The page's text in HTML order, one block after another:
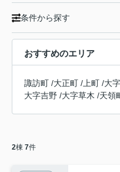
条件から探す
おすすめのエリア
諏訪町 /大正町 / 上町 /大
大字吉野 /大字草木 /天領
2棟 7件